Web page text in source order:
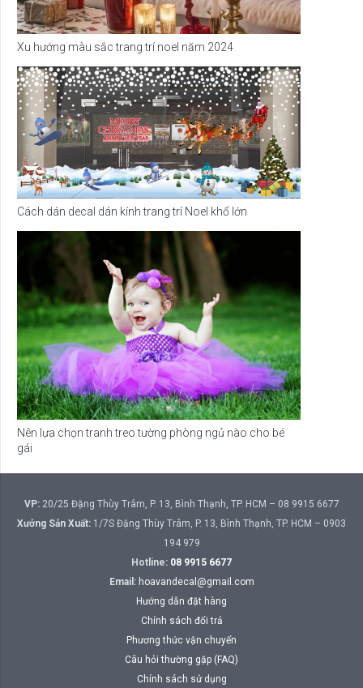
Xu hướng màu sắc trang trí noel năm 2024
Cách dán decal dán kính trang trí Noel khổ lớn
Nên lựa chọn tranh treo tường phòng ngủ nào cho bé
gái
VP:20/25 Đặng Thùy Trâm, P. 13, Bình Thạnh, TP. HCM – 08 9915 6677
Xưởng Sản Xuất: 1/7S Đặng Thùy Trâm, P. 13, Bình Thạnh, TP. HCM – 0903
194 979
Hotline: 08 9915 6677
Email: hoavandecal@gmail.com
Hướng dẫn đặt hàng
Chính sách đổi trả
Phương thức vận chuyển
Câu hỏi thường gặp (FAQ)
Chính sách sử dụng